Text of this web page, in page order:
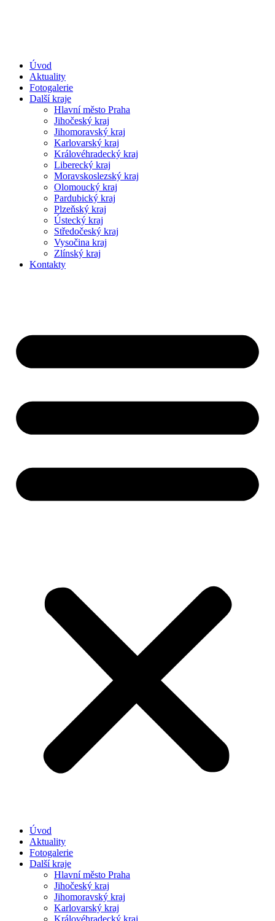
Úvod
Aktuality
Fotogalerie
Další kraje
Hlavní město Praha
Jihočeský kraj
Jihomoravský kraj
Karlovarský kraj
Královéhradecký kraj
Liberecký kraj
Moravskoslezský kraj
Olomoucký kraj
Pardubický kraj
Plzeňský kraj
Ústecký kraj
Středočeský kraj
Vysočina kraj
Zlínský kraj
Kontakty
Úvod
Aktuality
Fotogalerie
Další kraje
Hlavní město Praha
Jihočeský kraj
Jihomoravský kraj
Karlovarský kraj
Královéhradecký kraj